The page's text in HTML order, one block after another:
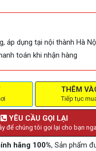
áp dụng tại nội thành Hà
toán khi nhận hàng
THÊM
Tiếp tục
YÊU CẦU GỌI LẠI
để chúng tôi gọi lại cho bạn
hãng 100%, Sản phẩm